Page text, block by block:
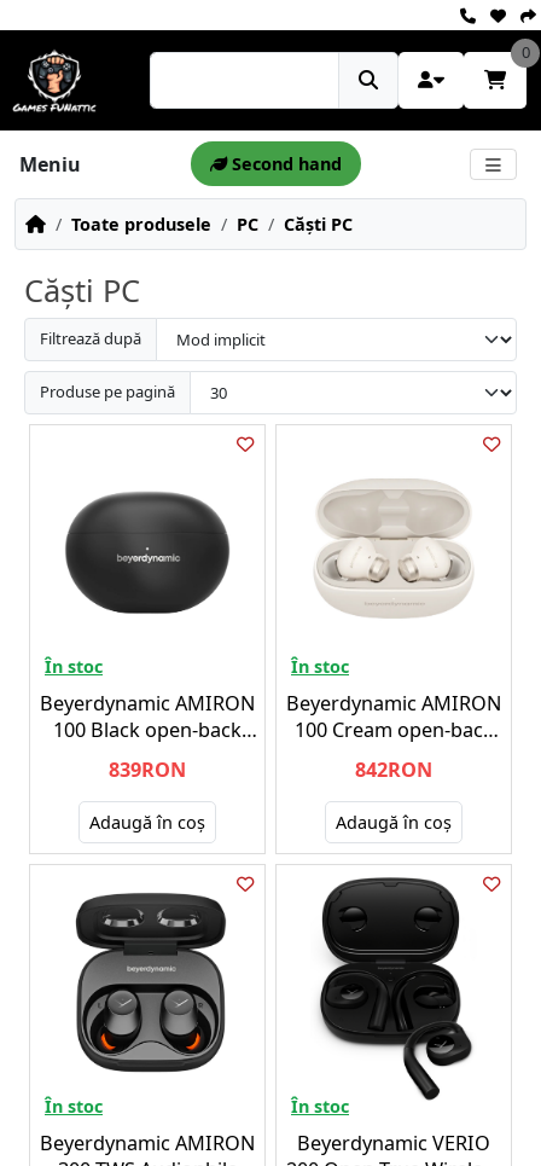
0
Meniu Second hand
Toate produsele PC Căști PC
Căști PC
Filtrează după
Produse pe pagină
În stoc
Beyerdynamic AMIRON
100 Black open-back
headphones
839RON
Adaugă în coş
În stoc
Beyerdynamic AMIRON
100 Cream open-back
headphones
842RON
Adaugă în coş
În stoc
Beyerdynamic AMIRON
În stoc
Beyerdynamic VERIO